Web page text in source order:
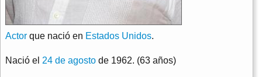
Actor que nació en Estados Unidos.
Nació el 24 de agosto de 1962. (63 años)